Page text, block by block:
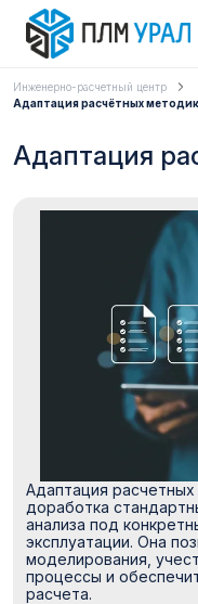
Инженерно-расчетный центр
Адаптация расчётных методик
Адаптация
Адаптация
доработка
анализа под
эксплуатации. Она
моделирования,
процессы и
расчета.